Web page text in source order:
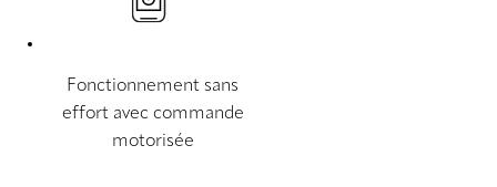
Fonctionnement sans
effort avec commande
motorisée